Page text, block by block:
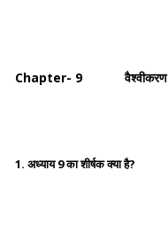
Chapter- 9 वैश्वीकरण
1. अध्याय 9 का शीर्षक क्या है?